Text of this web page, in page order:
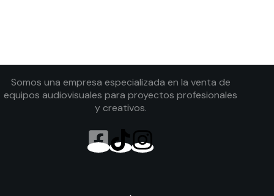
Somos una empresa especializada en la venta de
equipos audiovisuales para proyectos profesionales
y creativos.